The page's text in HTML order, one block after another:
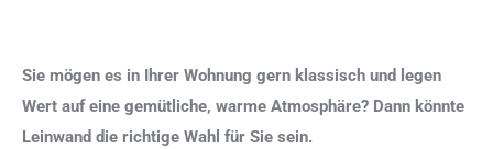
Sie mögen es in Ihrer Wohnung gern klassisch und legen
Wert auf eine gemütliche, warme Atmosphäre? Dann könnte
Leinwand die richtige Wahl für Sie sein.